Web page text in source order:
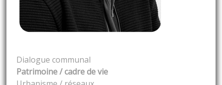
Dialogue communal
Patrimoine / cadre de vie